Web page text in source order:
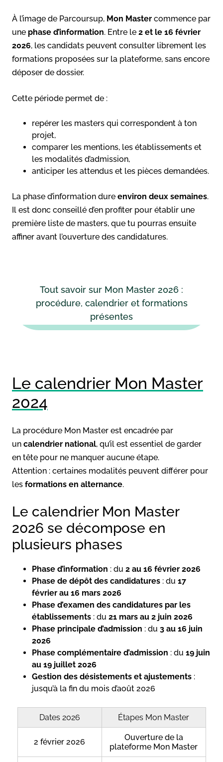
À l’image de Parcoursup, Mon Master commence par
une phase d’information. Entre le 2 et le 16 février
2026, les candidats peuvent consulter librement les
formations proposées sur la plateforme, sans encore
déposer de dossier.
Cette période permet de :
repérer les masters qui correspondent à ton
projet,
comparer les mentions, les établissements et
les modalités d’admission,
anticiper les attendus et les pièces demandées.
La phase d’information dure environ deux semaines.
Il est donc conseillé d’en profiter pour établir une
première liste de masters, que tu pourras ensuite
affiner avant l’ouverture des candidatures.
Tout savoir sur Mon Master 2026 :
procédure, calendrier et formations
présentes
Le calendrier Mon Master
2024
La procédure Mon Master est encadrée par
un calendrier national, qu’il est essentiel de garder
en tête pour ne manquer aucune étape.
Attention : certaines modalités peuvent différer pour
les formations en alternance.
Le calendrier Mon Master
2026 se décompose en
plusieurs phases
Phase d’information : du 2 au 16 février 2026
Phase de dépôt des candidatures : du 17
février au 16 mars 2026
Phase d’examen des candidatures par les
établissements : du 21 mars au 2 juin 2026
Phase principale d’admission : du 3 au 16 juin
2026
Phase complémentaire d’admission : du 19 juin
au 19 juillet 2026
Gestion des désistements et ajustements :
jusqu’à la fin du mois d’août 2026
Dates 2026 Étapes Mon Master
2 février 2026
Ouverture de la
plateforme Mon Master